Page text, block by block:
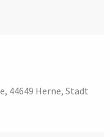
44649 Herne, Stadt